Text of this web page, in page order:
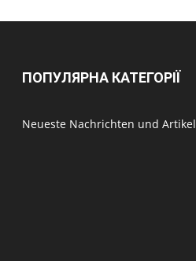
ПОПУЛЯРНА КАТЕГОРІЇ
Neueste Nachrichten und Artikel